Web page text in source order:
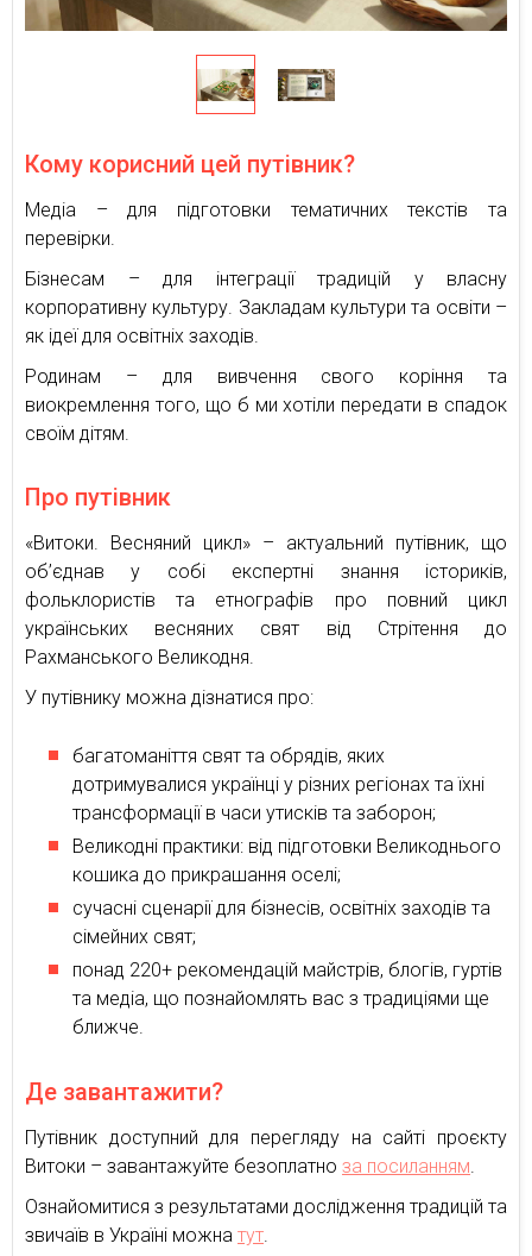
Кому корисний цей путівник?
Медіа – для підготовки тематичних текстів та
перевірки.
Бізнесам – для інтеграції традицій у власну
корпоративну культуру. Закладам культури та освіти –
як ідеї для освітніх заходів.
Родинам – для вивчення свого коріння та
виокремлення того, що б ми хотіли передати в спадок
своїм дітям.
Про путівник
«Витоки. Весняний цикл» – актуальний путівник, що
об’єднав у собі експертні знання істориків,
фольклористів та етнографів про повний цикл
українських весняних свят від Стрітення до
Рахманського Великодня.
У путівнику можна дізнатися про:
багатоманіття свят та обрядів, яких
дотримувалися українці у різних регіонах та їхні
трансформації в часи утисків та заборон;
Великодні практики: від підготовки Великоднього
кошика до прикрашання оселі;
сучасні сценарії для бізнесів, освітніх заходів та
сімейних свят;
понад 220+ рекомендацій майстрів, блогів, гуртів
та медіа, що познайомлять вас з традиціями ще
ближче.
Де завантажити?
Путівник доступний для перегляду на сайті проєкту
Витоки – завантажуйте безоплатно за посиланням.
Ознайомитися з результатами дослідження традицій та
звичаїв в Україні можна тут.